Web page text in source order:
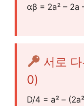
αβ = 2a² – 2a
서로
0)
D/4 = a² –